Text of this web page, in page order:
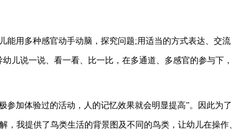
用多种感官动手动脑，探究问题;用适当的方式表达、交流
儿说一说、看一看、比一比，在多通道、多感官的参与下，
加体验过的活动，人的记忆效果就会明显提高”。因此为了
，我提供了鸟类生活的背景图及不同的鸟类，让幼儿在操作、